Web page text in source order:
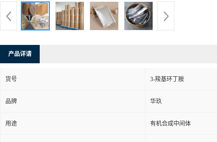
产品详请
货号 3-羧基环丁胺
品牌 华玖
用途 有机合成中间体